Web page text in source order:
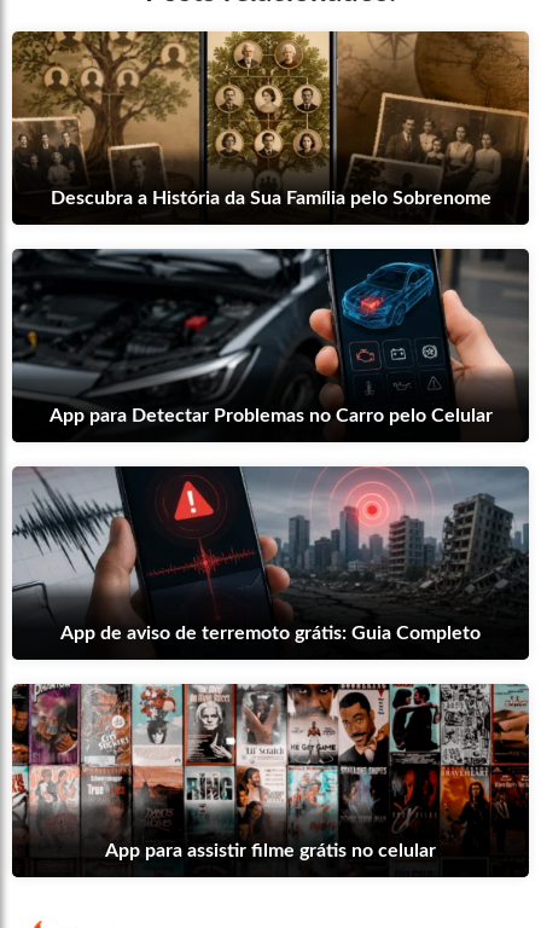
Descubra a História da Sua Família pelo Sobrenome
App para Detectar Problemas no Carro pelo Celular
App de aviso de terremoto grátis: Guia Completo
App para assistir filme grátis no celular